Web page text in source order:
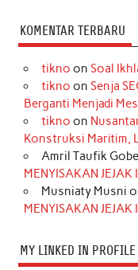
KOMENTAR TERBARU
tikno on Soal
tikno on Senja
Berganti Menjadi
tikno on
Konstruksi Maritim,
Amril Taufik
MENYISAKAN JEJAK
Musniaty Musni
MENYISAKAN JEJAK
MY LINKED IN PROFILE